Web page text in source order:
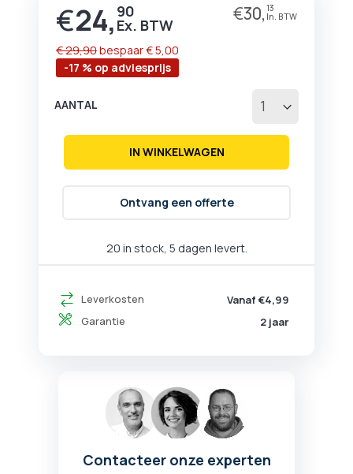
Prijs
€24, 90 €30, 13
-17 % op adviesprijs
€ 29,90bespaar€ 5,00
20 in stock, 5 dagen levert.
Leverkosten
Vanaf €4,99
Garantie
2 jaar
AANTAL
IN WINKELWAGEN
Ontvang een offerte
afbeeldingen-
Contacteer onze experten